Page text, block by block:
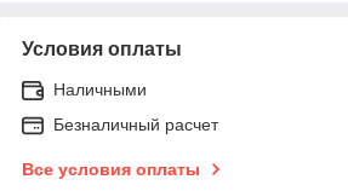
Условия оплаты
Наличными
Безналичный расчет
Все условия оплаты